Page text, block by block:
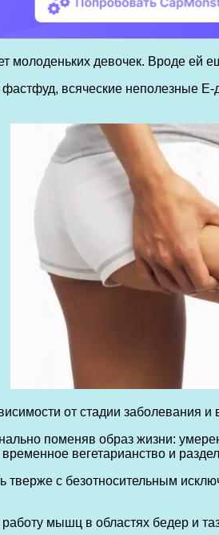
молоденьких девочек. Вроде ей
всяческие неполезные
от стадии заболевания и
поменяв образ жизни:
вегетарианство и
тверже с безотносительным
мышц в областях бедер и